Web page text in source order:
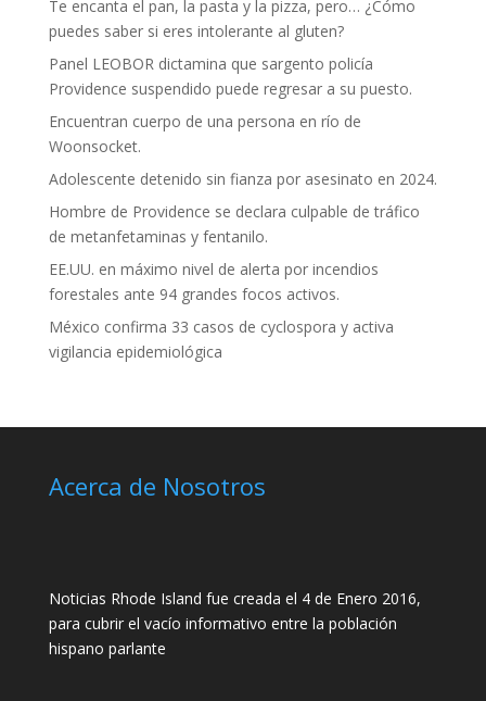
Te encanta el pan, la pasta y la pizza, pero… ¿Cómo
puedes saber si eres intolerante al gluten?
Panel LEOBOR dictamina que sargento policía
Providence suspendido puede regresar a su puesto.
Encuentran cuerpo de una persona en río de
Woonsocket.
Adolescente detenido sin fianza por asesinato en 2024.
Hombre de Providence se declara culpable de tráfico
de metanfetaminas y fentanilo.
EE.UU. en máximo nivel de alerta por incendios
forestales ante 94 grandes focos activos.
México confirma 33 casos de cyclospora y activa
vigilancia epidemiológica
Acerca de Nosotros
Noticias Rhode Island fue creada el 4 de Enero 2016,
para cubrir el vacío informativo entre la población
hispano parlante